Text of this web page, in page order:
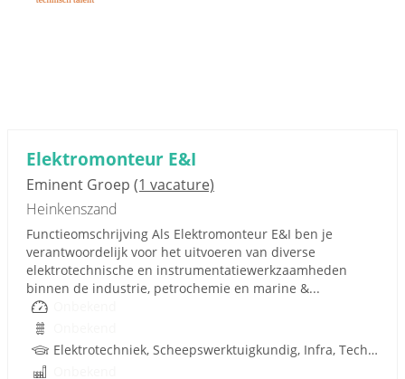
Elektromonteur E&I
Eminent Groep (1 vacature)
Heinkenszand
Functieomschrijving Als Elektromonteur E&I ben je
verantwoordelijk voor het uitvoeren van diverse
elektrotechnische en instrumentatiewerkzaamheden
binnen de industrie, petrochemie en marine &...
Elektrotechniek, Scheepswerktuigkundig, Infra, Techniek